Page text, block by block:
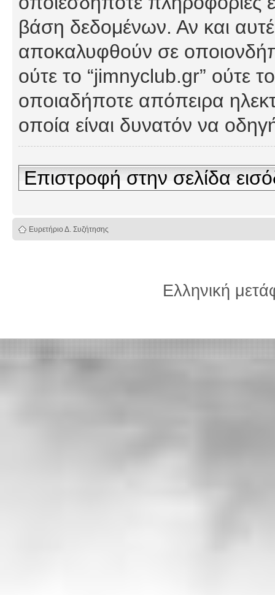
βάση δεδομένων. Αν και
αποκαλυφθούν σε
ούτε το “jimnyclub.gr” ούτε
οποιαδήποτε απόπειρα
οποία είναι δυνατόν να
Επιστροφή στην σελίδα
Ευρετήριο Δ. Συζήτησης
Ελληνική